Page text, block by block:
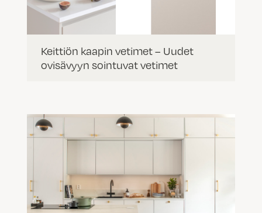
Keittiön kaapin vetimet – Uudet
ovisävyyn sointuvat vetimet